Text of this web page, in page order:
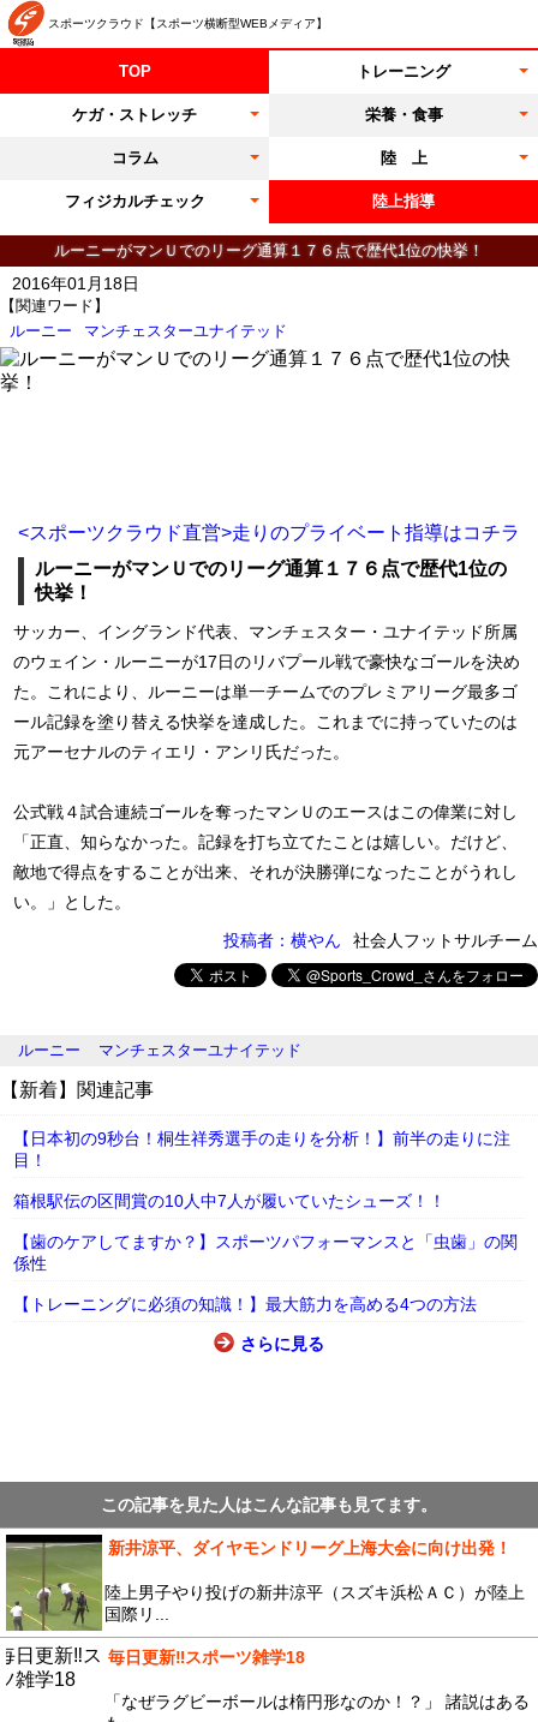
スポーツクラウド【スポーツ横断型WEBメディア】
TOP トレーニング
ケガ・ストレッチ 栄養・食事
コラム 陸 上
フィジカルチェック 陸上指導
ルーニーがマンＵでのリーグ通算１７６点で歴代1位の快挙！
【関連ワード】
ルーニー
マンチェスターユナイテッド
2016年01月18日
<スポーツクラウド直営>走りのプライベート指導はコチラ
ルーニーがマンＵでのリーグ通算１７６点で歴代1位の
快挙！
サッカー、イングランド代表、マンチェスター・ユナイテッド所属
のウェイン・ルーニーが17日のリバプール戦で豪快なゴールを決め
た。これにより、ルーニーは単一チームでのプレミアリーグ最多ゴ
ール記録を塗り替える快挙を達成した。これまでに持っていたのは
元アーセナルのティエリ・アンリ氏だった。
公式戦４試合連続ゴールを奪ったマンＵのエースはこの偉業に対し
「正直、知らなかった。記録を打ち立てたことは嬉しい。だけど、
敵地で得点をすることが出来、それが決勝弾になったことがうれし
い。」とした。
投稿者：横やん
社会人フットサルチーム
ルーニー マンチェスターユナイテッド
【新着】関連記事
【日本初の9秒台！桐生祥秀選手の走りを分析！】前半の走りに注
目！
箱根駅伝の区間賞の10人中7人が履いていたシューズ！！
【歯のケアしてますか？】スポーツパフォーマンスと「虫歯」の関
係性
【トレーニングに必須の知識！】最大筋力を高める4つの方法
さらに見る
この記事を見た人はこんな記事も見てます。
新井涼平、ダイヤモンドリーグ上海大会に向け出発！
陸上男子やり投げの新井涼平（スズキ浜松ＡＣ）が陸上
国際リ...
毎日更新‼︎スポーツ雑学18
「なぜラグビーボールは楕円形なのか！？」 諸説はある